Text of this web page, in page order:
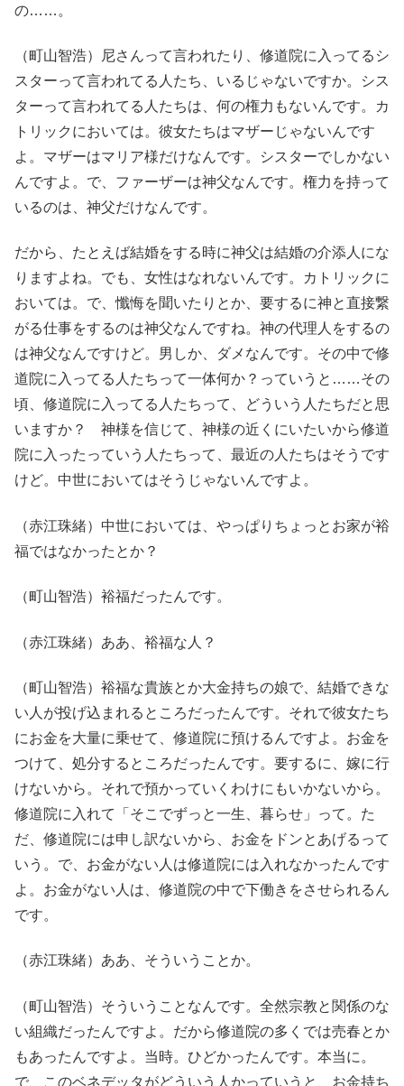
の……。
（町山智浩）尼さんって言われたり、修道院に入ってるシ
スターって言われてる人たち、いるじゃないですか。シス
ターって言われてる人たちは、何の権力もないんです。カ
トリックにおいては。彼女たちはマザーじゃないんです
よ。マザーはマリア様だけなんです。シスターでしかない
んですよ。で、ファーザーは神父なんです。権力を持って
いるのは、神父だけなんです。
だから、たとえば結婚をする時に神父は結婚の介添人にな
りますよね。でも、女性はなれないんです。カトリックに
おいては。で、懺悔を聞いたりとか、要するに神と直接繋
がる仕事をするのは神父なんですね。神の代理人をするの
は神父なんですけど。男しか、ダメなんです。その中で修
道院に入ってる人たちって一体何か？っていうと……その
頃、修道院に入ってる人たちって、どういう人たちだと思
いますか？ 神様を信じて、神様の近くにいたいから修道
院に入ったっていう人たちって、最近の人たちはそうです
けど。中世においてはそうじゃないんですよ。
（赤江珠緒）中世においては、やっぱりちょっとお家が裕
福ではなかったとか？
（町山智浩）裕福だったんです。
（赤江珠緒）ああ、裕福な人？
（町山智浩）裕福な貴族とか大金持ちの娘で、結婚できな
い人が投げ込まれるところだったんです。それで彼女たち
にお金を大量に乗せて、修道院に預けるんですよ。お金を
つけて、処分するところだったんです。要するに、嫁に行
けないから。それで預かっていくわけにもいかないから。
修道院に入れて「そこでずっと一生、暮らせ」って。た
だ、修道院には申し訳ないから、お金をドンとあげるって
いう。で、お金がない人は修道院には入れなかったんです
よ。お金がない人は、修道院の中で下働きをさせられるん
です。
（赤江珠緒）ああ、そういうことか。
（町山智浩）そういうことなんです。全然宗教と関係のな
い組織だったんですよ。だから修道院の多くでは売春とか
もあったんですよ。当時。ひどかったんです。本当に。
で、このベネデッタがどういう人かっていうと、お金持ち